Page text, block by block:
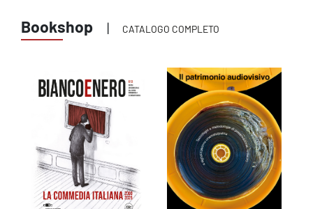
Bookshop | CATALOGO COMPLETO